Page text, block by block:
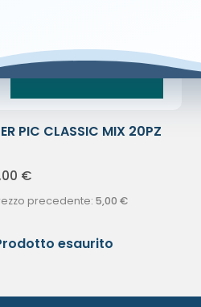
PIC CLASSIC MIX 20PZ
€
precedente: 5,00 €
esaurito